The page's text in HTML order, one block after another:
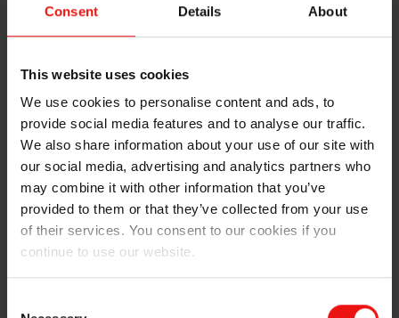
Consent Details About
This website uses cookies
We use cookies to personalise content and ads, to
provide social media features and to analyse our traffic.
We also share information about your use of our site with
our social media, advertising and analytics partners who
may combine it with other information that you’ve
provided to them or that they’ve collected from your use
of their services. You consent to our cookies if you
continue to use our website.
Par conséquent, le processus industriel et le
Nous reconnaissons que notre travail sur le climat est
l’entreprise doit réduire ses émissions de CO₂
conformément à l’accord de Paris. Entre-temps
Nous visons à contribuer positivement en fournissant
des matériaux et des solutions qui sont bénéfiques
pour
la lutte contre le changement climatique. Les produits
nécessaires dans la société à faible émission de
carbone comprennent les matériaux
qu’Elkem fournis, il est donc de la responsabilité de